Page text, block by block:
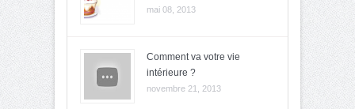
mai 08, 2013
Comment va votre vie
intérieure ?
novembre 21, 2013